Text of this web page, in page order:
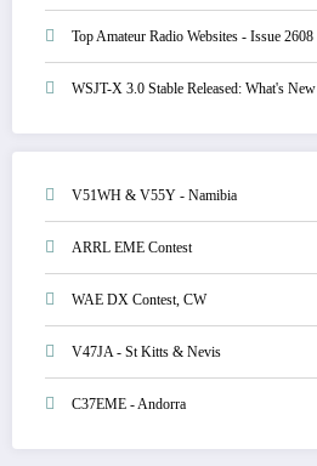
Top Amateur Radio Websites - Issue 2608
WSJT-X 3.0 Stable Released: What's New
V51WH & V55Y - Namibia
ARRL EME Contest
WAE DX Contest, CW
V47JA - St Kitts & Nevis
C37EME - Andorra